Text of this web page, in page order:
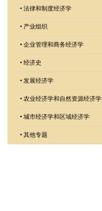
• 法律和制度经济学
• 产业组织
• 企业管理和商务经济学
• 经济史
• 发展经济学
• 农业经济学和自然资源经济学
• 城市经济学和区域经济学
• 其他专题